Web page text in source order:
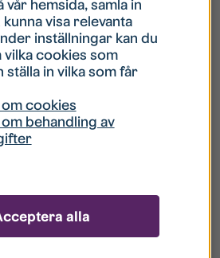
mitt konto är låst?
jag glömt mitt lösenord?
Gästanvändare?
vår hemsida, samla in
visa relevanta
inställningar kan du
vilka cookies som
ställa in vilka som får
cookies
behandling av
alla